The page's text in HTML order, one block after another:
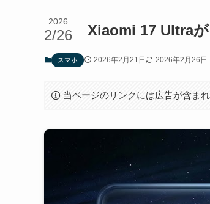
Xiaomi 17 Ultra
2026
2/26
スマホ 2026年2月21日 2026年2月26日
当ページのリンクには広告が含まれ